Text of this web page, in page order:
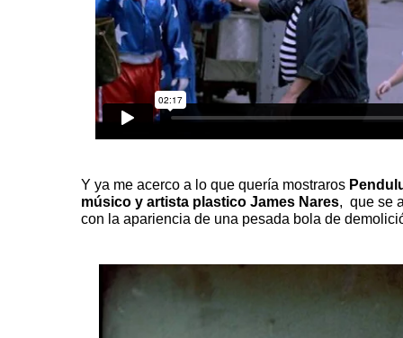
Y ya me acerco a lo que quería mostraros
músico y artista plastico James Nares, que se
con la apariencia de una pesada bola de